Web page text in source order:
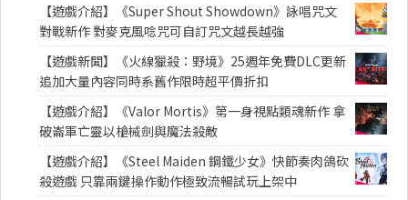
【遊戲介紹】《Super Shout Showdown》詠唱咒文
對戰新作 對麥克風唸咒可自訂咒文越長越強
【遊戲新聞】《火線獵殺：野境》25週年免費DLC更新
追加大量內容同時系舊作限時超平價折扣
【遊戲介紹】《Valor Mortis》第一身視點類魂新作 拿
破崙軍亡靈以槍械劍與魔法殺敵
【遊戲介紹】《Steel Maiden 鋼鐵少女》快節奏肉鴿砍
殺遊戲 只靠兩鍵操作動作極致流暢試玩上架中